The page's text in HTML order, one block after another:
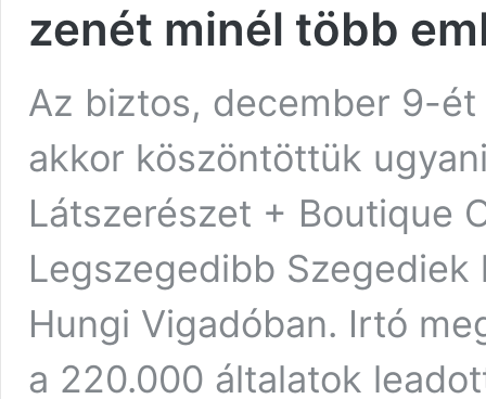
zenét minél több
Az biztos, december 9-
akkor köszöntöttük
Látszerészet + Boutique
Legszegedibb
Hungi Vigadóban. Irtó
a 220.000 általatok